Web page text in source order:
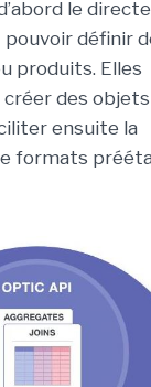
le
pouvoir définir
produits. Elles
des objets
ensuite la
formats